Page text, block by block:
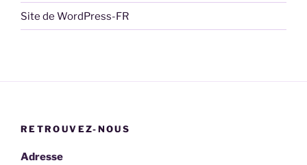
Site de WordPress-FR
RETROUVEZ-NOUS
Adresse